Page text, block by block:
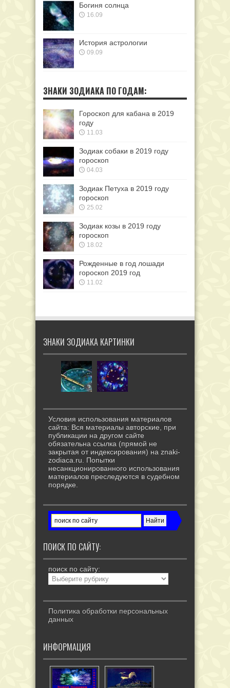
Богиня солнца
16.09
История астрологии
09.09
ЗНАКИ ЗОДИАКА ПО ГОДАМ:
Гороскоп для кабана в 2019
году
11.03
Зодиак собаки в 2019 году
гороскоп
04.03
Зодиак Петуха в 2019 году
гороскоп
25.02
Зодиак козы в 2019 году
гороскоп
18.02
Рожденные в год лошади
гороскоп 2019 год
11.02
ЗНАКИ ЗОДИАКА КАРТИНКИ
Условия использования материалов
сайта: Вся материалы авторские, при
публикации на другом сайте
обязательна ссылка (прямой не
закрытая от индексирования) на znaki-
zodiaca.ru. Попытки
несанкционированного использования
материалов преследуются в судебном
порядке.
ПОИСК ПО САЙТУ:
поиск по сайту:
Политика обработки персональных
данных
ИНФОРМАЦИЯ